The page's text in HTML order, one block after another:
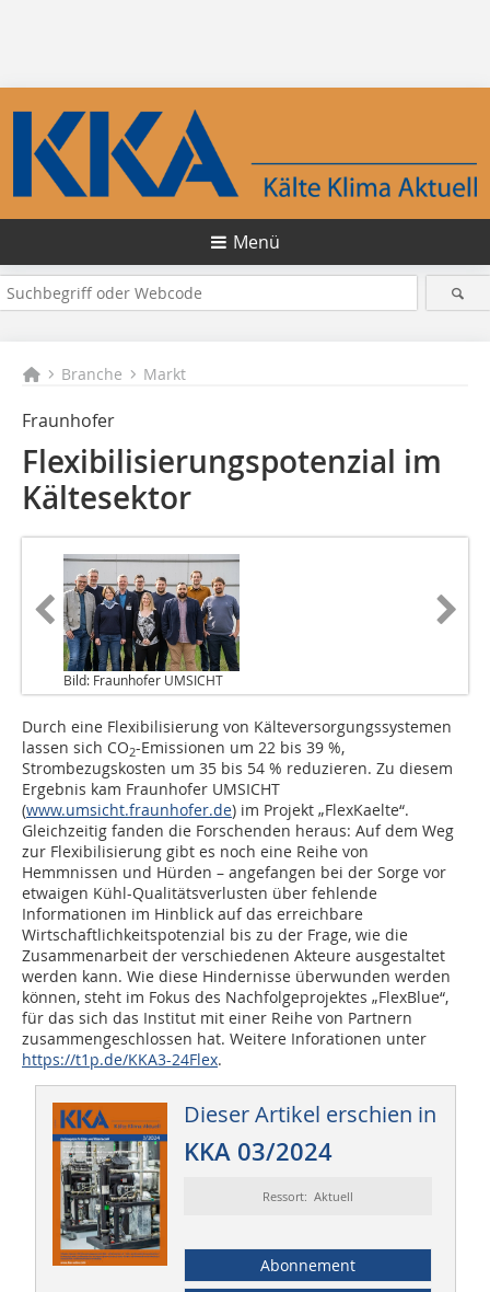
Menü
Branche Markt
Fraunhofer
Flexibilisierungspotenzial im
Kältesektor
Bild: Fraunhofer UMSICHT
Durch eine Flexibilisierung von Kälteversorgungssystemen
lassen sich CO2-Emissionen um 22 bis 39 %,
Strombezugskosten um 35 bis 54 % reduzieren. Zu diesem
Ergebnis kam Fraunhofer UMSICHT
(www.umsicht.fraunhofer.de) im Projekt „FlexKaelte“.
Gleichzeitig fanden die Forschenden heraus: Auf dem Weg
zur Flexibilisierung gibt es noch eine Reihe von
Hemmnissen und Hürden – angefangen bei der Sorge vor
etwaigen Kühl-Qualitätsverlusten über fehlende
Informationen im Hinblick auf das erreichbare
Wirtschaftlichkeitspotenzial bis zu der Frage, wie die
Zusammenarbeit der verschiedenen Akteure ausgestaltet
werden kann. Wie diese Hindernisse überwunden werden
können, steht im Fokus des Nachfolgeprojektes „FlexBlue“,
für das sich das Institut mit einer Reihe von Partnern
zusammengeschlossen hat. Weitere Inforationen unter
https://t1p.de/KKA3-24Flex.
Dieser Artikel erschien in
KKA 03/2024
Ressort: Aktuell
Abonnement